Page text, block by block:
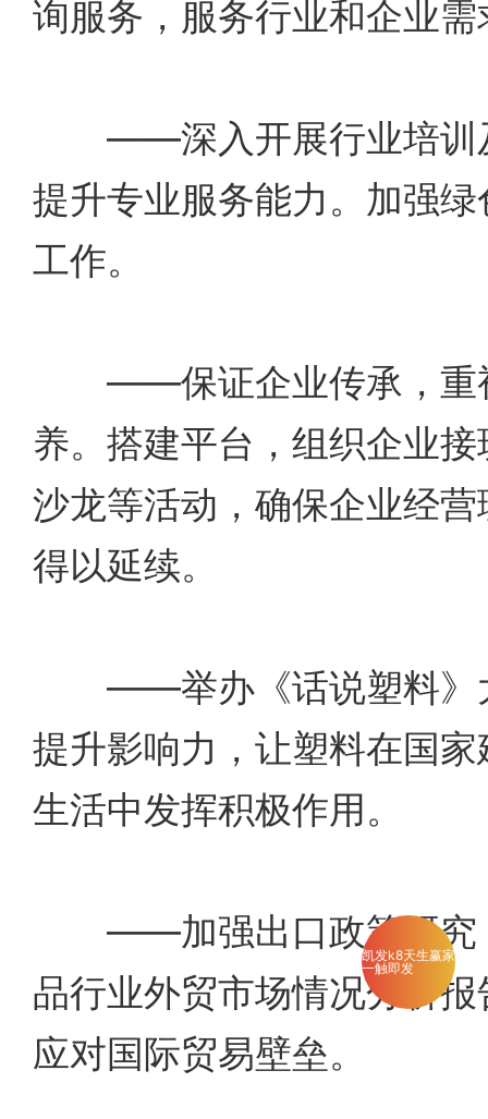
询服务，服务行业和企业需
——深入开展行业培训
提升专业服务能力。加强
工作。
——保证企业传承，重
养。搭建平台，组织企业
沙龙等活动，确保企业经
得以延续。
——举办《话说塑料》
提升影响力，让塑料在国
生活中发挥积极作用。
——加强出口政策研究
品行业外贸市场情况分析
应对国际贸易壁垒。
凯发k8天生赢家
一触即发